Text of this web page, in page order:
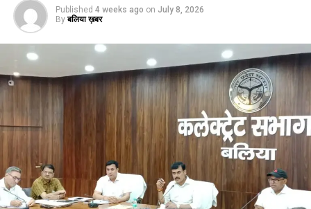
Published 4 weeks ago on July 8, 2026
By बलिया ख़बर